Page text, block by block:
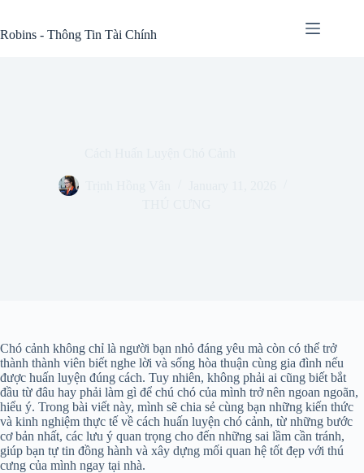
content
Robins - Thông Tin Tài Chính
Chó cảnh không chỉ là người bạn nhỏ đáng yêu mà còn có thể trở
thành thành viên biết nghe lời và sống hòa thuận cùng gia đình nếu
được huấn luyện đúng cách. Tuy nhiên, không phải ai cũng biết bắt
đầu từ đâu hay phải làm gì để chú chó của mình trở nên ngoan ngoãn,
hiểu ý. Trong bài viết này, mình sẽ chia sẻ cùng bạn những kiến thức
và kinh nghiệm thực tế về cách huấn luyện chó cảnh, từ những bước
cơ bản nhất, các lưu ý quan trọng cho đến những sai lầm cần tránh,
giúp bạn tự tin đồng hành và xây dựng mối quan hệ tốt đẹp với thú
cưng của mình ngay tại nhà.